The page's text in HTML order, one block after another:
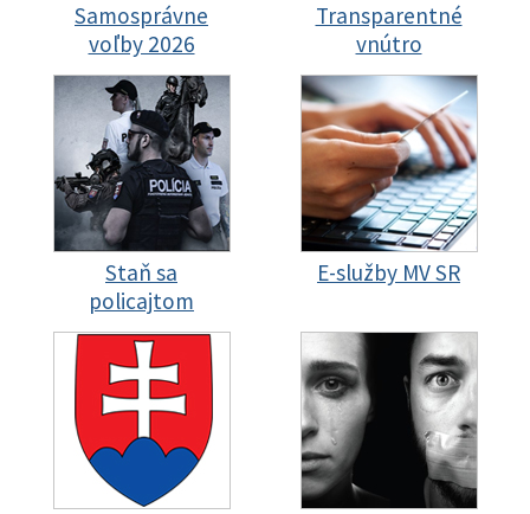
Samosprávne
voľby 2026
Transparentné
vnútro
Staň sa
policajtom
E-služby MV SR